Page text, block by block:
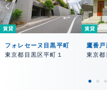
賃貸
フォレセーヌ目黒平町
東京都目黒区平町１
賃貸
鷹番戸
東京都